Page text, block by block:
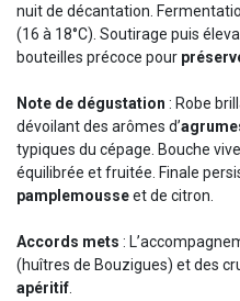
nuit de décantation.
(16 à 18°C). Soutirage puis
bouteilles précoce pour
Note de dégustation : Robe
dévoilant des arômes d’
typiques du cépage. Bouche
équilibrée et fruitée. Finale
pamplemousseet de citron.
Accords mets :
(huîtres de Bouzigues) et des
apéritif.